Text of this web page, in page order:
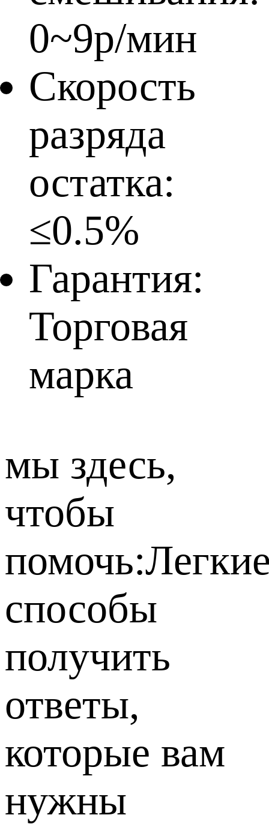
0~9р/мин
Скорость
разряда
остатка:
≤0.5%
Гарантия:
Торговая
марка
мы здесь,
чтобы
помочь:
способы
получить
ответы,
которые вам
нужны